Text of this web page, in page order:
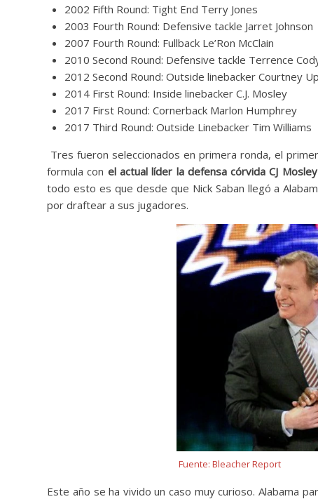
2002 Fifth Round: Tight End Terry Jones
2003 Fourth Round: Defensive tackle Jarret Johnson
2007 Fourth Round: Fullback Le’Ron McClain
2010 Second Round: Defensive tackle Terrence
2012 Second Round: Outside linebacker Courtney
2014 First Round: Inside linebacker C.J. Mosley
2017 First Round: Cornerback Marlon Humphrey
2017 Third Round: Outside Linebacker Tim Williams
Tres fueron seleccionados en primera ronda, el
formula con el actual líder la defensa córvida CJ Mosley
todo esto es que desde que Nick Saban llegó a
por draftear a sus jugadores.
Fuente: Bleacher Report
Este año se ha vivido un caso muy curioso. Alabama